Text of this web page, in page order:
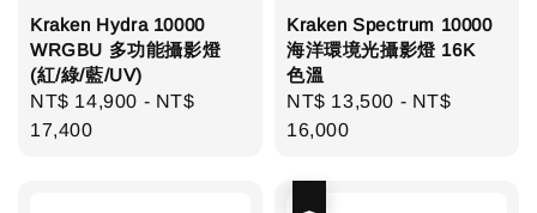
Kraken Hydra 10000
WRGBU 多功能攝影燈
(紅/綠/藍/UV)
Regular
price
NT$ 14,900 - NT$
17,400
Kraken Spectrum 10000
海洋環境光攝影燈 16K
色溫
Regular
price
NT$ 13,500 - NT$
16,000